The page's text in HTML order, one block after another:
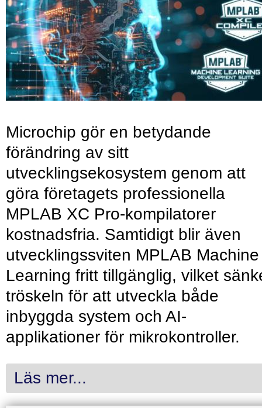
Microchip gör en betydande
förändring av sitt
utvecklingsekosystem genom att
göra företagets professionella
MPLAB XC Pro-kompilatorer
kostnadsfria. Samtidigt blir även
utvecklingssviten MPLAB Machine
Learning fritt tillgänglig, vilket
tröskeln för att utveckla både
inbyggda system och AI-
applikationer för mikrokontroller.
Läs mer...